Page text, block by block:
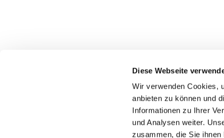
Diese Webseite
Wir verwenden Cookies,
anbieten zu können und
Informationen zu Ihrer
und Analysen weiter.
zusammen, die Sie
Pfarrei St. Dionysius Herne